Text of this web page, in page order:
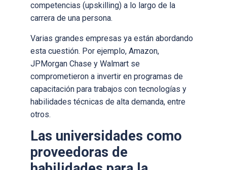
competencias (upskilling) a lo largo de la
carrera de una persona.
Varias grandes empresas ya están abordando
esta cuestión. Por ejemplo, Amazon,
JPMorgan Chase y Walmart se
comprometieron a invertir en programas de
capacitación para trabajos con tecnologías y
habilidades técnicas de alta demanda, entre
otros.
Las universidades como
proveedoras de